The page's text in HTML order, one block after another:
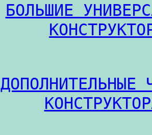
БОЛЬШИЕ
ДОПОЛНИТЕЛЬНЫЕ